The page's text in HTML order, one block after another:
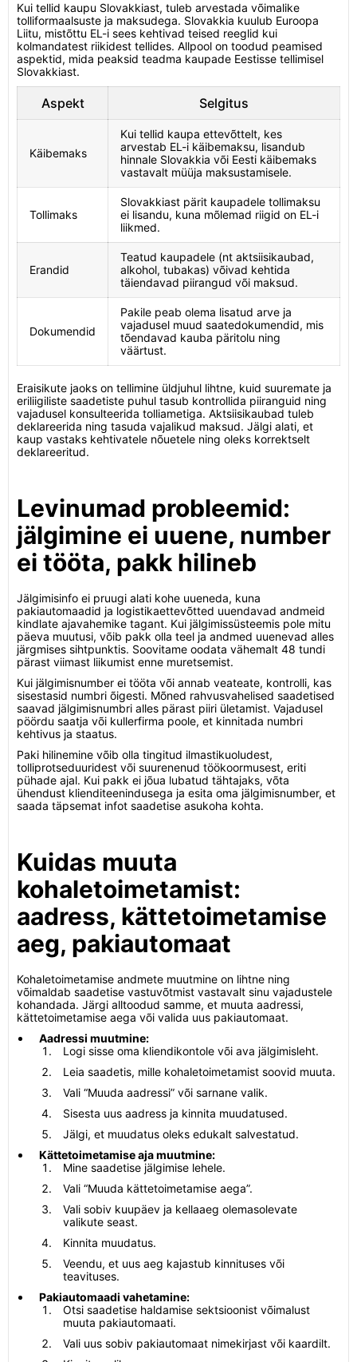
Kui tellid kaupu Slovakkiast, tuleb arvestada võimalike
tolliformaalsuste ja maksudega. Slovakkia kuulub Euroopa
Liitu, mistõttu EL-i sees kehtivad teised reeglid kui
kolmandatest riikidest tellides. Allpool on toodud peamised
aspektid, mida peaksid teadma kaupade Eestisse tellimisel
Slovakkiast.
Aspekt Selgitus
Käibemaks
Kui tellid kaupa ettevõttelt, kes
arvestab EL-i käibemaksu, lisandub
hinnale Slovakkia või Eesti käibemaks
vastavalt müüja maksustamisele.
Tollimaks
Slovakkiast pärit kaupadele tollimaksu
ei lisandu, kuna mõlemad riigid on EL-i
liikmed.
Erandid
Teatud kaupadele (nt aktsiisikaubad,
alkohol, tubakas) võivad kehtida
täiendavad piirangud või maksud.
Dokumendid
Pakile peab olema lisatud arve ja
vajadusel muud saatedokumendid, mis
tõendavad kauba päritolu ning
väärtust.
Eraisikute jaoks on tellimine üldjuhul lihtne, kuid suuremate ja
eriliigiliste saadetiste puhul tasub kontrollida piiranguid ning
vajadusel konsulteerida tolliametiga. Aktsiisikaubad tuleb
deklareerida ning tasuda vajalikud maksud. Jälgi alati, et
kaup vastaks kehtivatele nõuetele ning oleks korrektselt
deklareeritud.
Levinumad probleemid:
jälgimine ei uuene, number
ei tööta, pakk hilineb
Jälgimisinfo ei pruugi alati kohe uueneda, kuna
pakiautomaadid ja logistikaettevõtted uuendavad andmeid
kindlate ajavahemike tagant. Kui jälgimissüsteemis pole mitu
päeva muutusi, võib pakk olla teel ja andmed uuenevad alles
järgmises sihtpunktis. Soovitame oodata vähemalt 48 tundi
pärast viimast liikumist enne muretsemist.
Kui jälgimisnumber ei tööta või annab veateate, kontrolli, kas
sisestasid numbri õigesti. Mõned rahvusvahelised saadetised
saavad jälgimisnumbri alles pärast piiri ületamist. Vajadusel
pöördu saatja või kullerfirma poole, et kinnitada numbri
kehtivus ja staatus.
Paki hilinemine võib olla tingitud ilmastikuoludest,
tolliprotseduuridest või suurenenud töökoormusest, eriti
pühade ajal. Kui pakk ei jõua lubatud tähtajaks, võta
ühendust klienditeenindusega ja esita oma jälgimisnumber, et
saada täpsemat infot saadetise asukoha kohta.
Kuidas muuta
kohaletoimetamist:
aadress, kättetoimetamise
aeg, pakiautomaat
Kohaletoimetamise andmete muutmine on lihtne ning
võimaldab saadetise vastuvõtmist vastavalt sinu vajadustele
kohandada. Järgi alltoodud samme, et muuta aadressi,
kättetoimetamise aega või valida uus pakiautomaat.
Aadressi muutmine:
Logi sisse oma kliendikontole või ava jälgimisleht.
Leia saadetis, mille kohaletoimetamist soovid muuta.
Vali “Muuda aadressi” või sarnane valik.
Sisesta uus aadress ja kinnita muudatused.
Jälgi, et muudatus oleks edukalt salvestatud.
Kättetoimetamise aja muutmine:
Mine saadetise jälgimise lehele.
Vali “Muuda kättetoimetamise aega”.
Vali sobiv kuupäev ja kellaaeg olemasolevate
valikute seast.
Kinnita muudatus.
Veendu, et uus aeg kajastub kinnituses või
teavituses.
Pakiautomaadi vahetamine:
Otsi saadetise haldamise sektsioonist võimalust
muuta pakiautomaati.
Vali uus sobiv pakiautomaat nimekirjast või kaardilt.